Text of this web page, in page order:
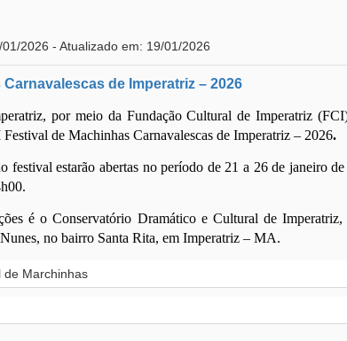
2026 - Atualizado em: 19/01/2026
de Imperatriz – 2026
por meio da Fundação Cultural de Imperatriz
de Machinhas Carnavalescas de Imperatriz – 2026.
festivalestarão abertas no período de 21 a 26 de janeiro
.
é oConservatório Dramático e Cultural de Imperatriz,
no bairro Santa Rita, em Imperatriz – MA.
de Marchinhas